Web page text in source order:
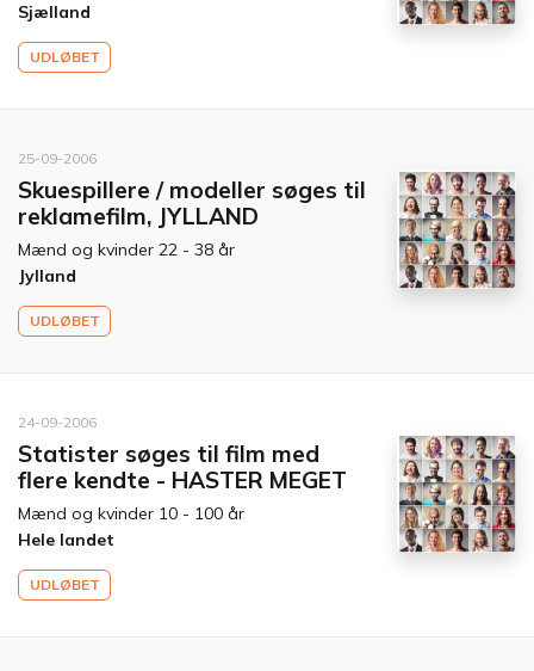
Sjælland
UDLØBET
25-09-2006
Skuespillere / modeller søges til
reklamefilm, JYLLAND
Mænd og kvinder 22 - 38 år
Jylland
UDLØBET
24-09-2006
Statister søges til film med
flere kendte - HASTER MEGET
Mænd og kvinder 10 - 100 år
Hele landet
UDLØBET